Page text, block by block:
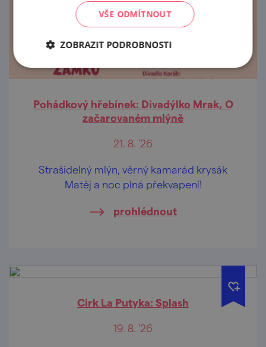
Pohádkový hřebínek: Divadýlko Mrak, O
začarovaném mlýně
21. 8. '26
Strašidelný mlýn, věrný kamarád krysák
Matěj a noc plná překvapení!
prohlédnout
Cirk La Putyka: Splash
19. 8. '26
VŠE ODMÍTNOUT
ZOBRAZIT PODROBNOSTI